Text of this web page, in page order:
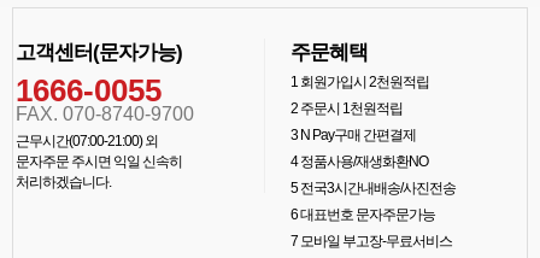
고객센터(문자가능)
1666-0055
FAX. 070-8740-9700
근무시간(07:00-21:00) 외
문자주문 주시면 익일 신속히
처리하겠습니다.
주문혜택
1 회원가입시 2천원적립
2주문시 1천원적립
3N Pay구매 간편결제
4정품사용/재생화환NO
5전국3시간내배송/사진전송
6대표번호 문자주문가능
7모바일 부고장-무료서비스